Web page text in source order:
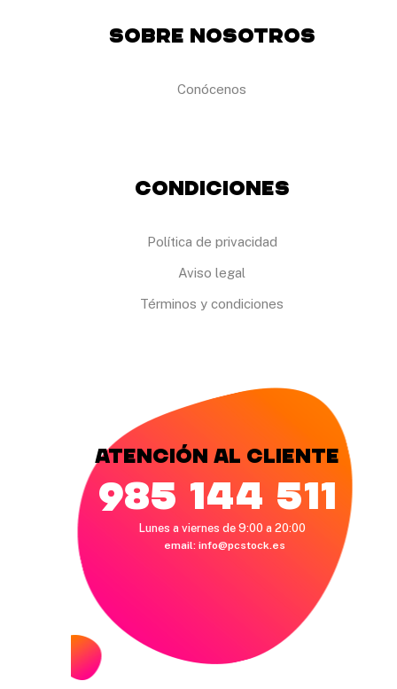
Sobre Nosotros
Conócenos
Condiciones
Política de privacidad
Aviso legal
Términos y condiciones
Atención al cliente
985 144 511
Lunes a viernes de 9:00 a 20:00
email: info@pcstock.es